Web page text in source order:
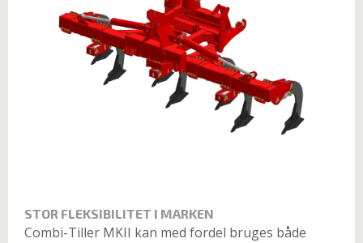
STOR FLEKSIBILITET I MARKEN
Combi-Tiller MKII kan med fordel bruges både